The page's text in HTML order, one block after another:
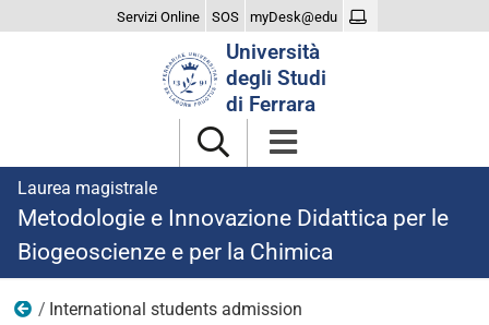
Servizi Online SOS myDesk@edu
Università
degli Studi
di Ferrara
Laurea magistrale
Metodologie e Innovazione Didattica per le
Biogeoscienze e per la Chimica
Iscriversi
International students admission